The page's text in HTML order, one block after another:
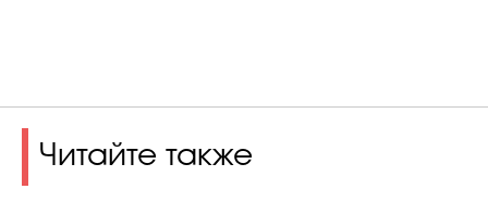
Читайте также